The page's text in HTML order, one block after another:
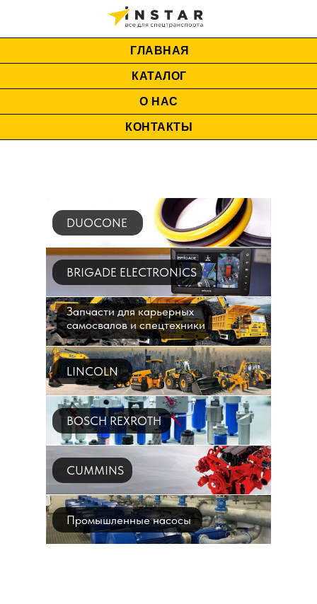
ГЛАВНАЯ
КАТАЛОГ
О НАС
КОНТАКТЫ
DUOCONE
BRIGADE ELECTRONICS
Запчасти для карьерных
самосвалов и спецтехники
LINCOLN
BOSCH REXROTH
CUMMINS
Промышленные насосы